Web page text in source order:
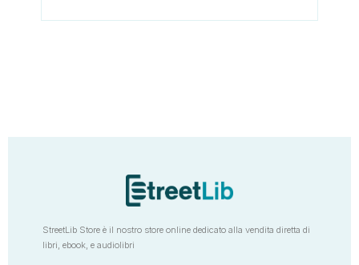
StreetLib Store è il nostro store online dedicato alla vendita diretta di
libri, ebook, e audiolibri